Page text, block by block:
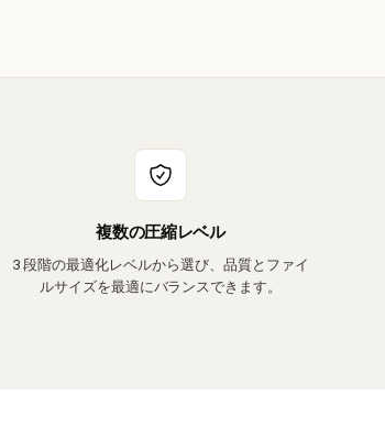
複数の圧縮レベル
3 段階の最適化レベルから選び、品質とファイ
ルサイズを最適にバランスできます。